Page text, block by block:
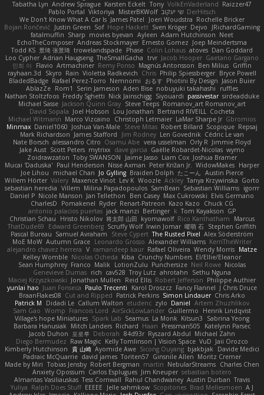
Tabatha Lyn Andrew Sprague Karsten Eckelt Tony VolkEnVaderland Raizzer47
Pablo Portal Viktoriya MisterBKWolf שי יעקוב DerHitsch
We Don't Know What A Car Is James Patel Joeri Woudstra Rochelle Bricker
Bojan Rončević Justin Green Sof Hope Hackett Sven Kröger Dejvo
JRichardGaming
fatalmuffin Sharp movies byevan Ayleen Adam Hutchinson Neet
EchoTheComposer Andreas Stockmayer Ernesto Gomez Joep Meindertsma
Todd KS 景琦 张景琦 trowelandspade Phase Colin Lohaus atoves Dan Goddard
Loo Cypher Adrian Haugseng TheSmallGacha trvr Jacob Hooper Gaetano Gargano
민희 이
Flavio Artmachiner Remy Ponso Magnús Antonsson Ben Milius Griffin
rayhaan.3d
Skyro Rain Violetta Radkevich Chris Philip Spiessberger Bryce Powell
BladedBadge Rafael Perez-Torro Nemnomi おるす Photini By Design Jason Buier
AblazZe Rom1 Serin Jameson Aden Bise nobuyuki takahashi
ruffles
Nathan Stoltzfoos Freddy Sghetti Nick Jainschigg Siyouardi passivestar sirdeadduke
Michael Sasse Jackson Quinn Gray Steve Teeps Romanov_art Romanov_art
David Sopala Joel Hobson Lou Jonathan Bertrand RIVEILL Cocheta
Michael Witmann Marco Vizcaino Christoph Letmaier LaMar Sharpe Jr Gbromios
Minmax Daniel1060 Joshua Van-Male Steve Mitas Robert Billard Scopique Repsaj
Mark Richardson James Stafford Jim Rodney Len Govednik Cédric Le van
Nate Borsch alessandro Citro Osamu Abe vera usselman Orly R Jimmie Floyd
Jake Aust Scott Peters mytrixx dave garcia Gaëlle Robardet-Nicolas wymo
Zoidrawzaton Toby SWANSON Jaime Jasso Liam Cox Joshua Bramer
Mucai 'Daduska' Paul Henderson Nisse Axman Peter Križan Jr. WidowMakes Harper
Joe Lihou
michael Chan Jo Gylling Braiden Dolph たこーん Austin Pierce
Willem Hörter Valery Maxence Vinot Lev K Woozle Ackley Tanya Krzywinska Gorto
sebastian heredia Villem Milina Papadopoulos SamBean Sebastian Williams igorrr
Daniel P Nicole Manson Jan Tellethon Ben Casey Max Cukrowski Elvis Germano
CharlesD
Pomakenel Ryder Renart-Patreon Kazo Kazo
Chuck CG
antonio palacios puertas jack manzi Bertinger k Tom Kayakson GP
Christian Schau
Hristo Nikolov 将太郎 山田 kyomawolf Rico Kanthatham
Marcus
ThatDude69
Edward Greenberg Scruffy Wolf Irwin Jomar 曜萌 石 Stephen Griffith
Pascal Bureau Samuel Avraham Steve Cypert The Rusted Pixel Alex Söderström
MoE MoW Autumn Grace Leonardo Grosso Alexander Williams KerriTheWriter
alejandro chavez herrera V ramandeep kaur Rafael Oliveira Wendy Morris Matze
Kelley Womble Nicolas Ocheda Kiba Crunchy Numbers El/Ellie/Eleanor
Sean Humphrey Franco Malik LotionZulu Punchersize Neil Rowe Nicolas
Genevieve Dumas rich cav528 Troy Lutz ahrotahn
Sethu Nguna
Maciej Krzyszkowski Jonathan Mullen Reid Ellis Robert Jefferson Philippe Authier
yunlai hao Juan Fonseca Paulo Trecenti Karol Droszcz Fancy Flannel J Chris Druce
BraanFlakes08 Cut and Ripped Patrick Perkins Simon Lindauer Chris Arko
Patrick M
Didadi Le Callum Walton etudenc zylo Daniel Artem Zhuzhlikov
Sam Gao Womp Francois Lord AirSickLowLander Guillermo
Henrik Lindqvist
Village's hope Miniatures Spark Lab Seamus La Monk Kitsun3
Sabrina Yeong
Barbara Hanusiak Mitch Landers Richard Haan Pressman505
Katelynn Parsec
Jacob Duhon 포로루 Deborah 84d93r Ryszard Abdul Michael Zahn
Diego Bermudez Raw Magic Kelly Tomlinson | Vision Space VuD Jaii Orozco
Kimberly Hutchinson 貴 山崎 Ayomide Awe Sicong Ouyang bjakbjak Davide Medici
Padraic McQuarrie david james Toriten57 Ginsnile Allen Moritz Cremer
Made by Miri Tobias Jensby Robert Bergman martin NebularStreams Charles Chen
Anxiety Opossum Carlos Esplugues Jim Kneuper sebastian botero
Almantas Vasiliauskas Tess Cornwall Rahul Chandwaney Austin Durban Travis
Yuliya Ralph Does Stuff EEEEE Jelle sahmkow Scopitones Brad Mellesmoen A J